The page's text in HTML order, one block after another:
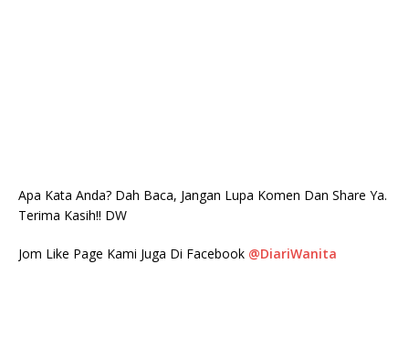
Apa Kata Anda? Dah Baca, Jangan Lupa Komen Dan Share Ya.
Terima Kasih!! DW
Jom Like Page Kami Juga Di Facebook @DiariWanita